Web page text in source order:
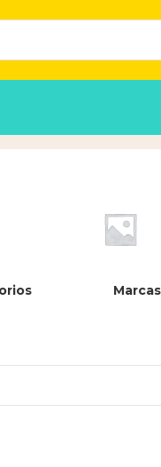
Marcas